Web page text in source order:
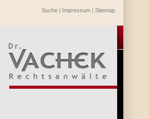
Suche| Impressum| Sitemap